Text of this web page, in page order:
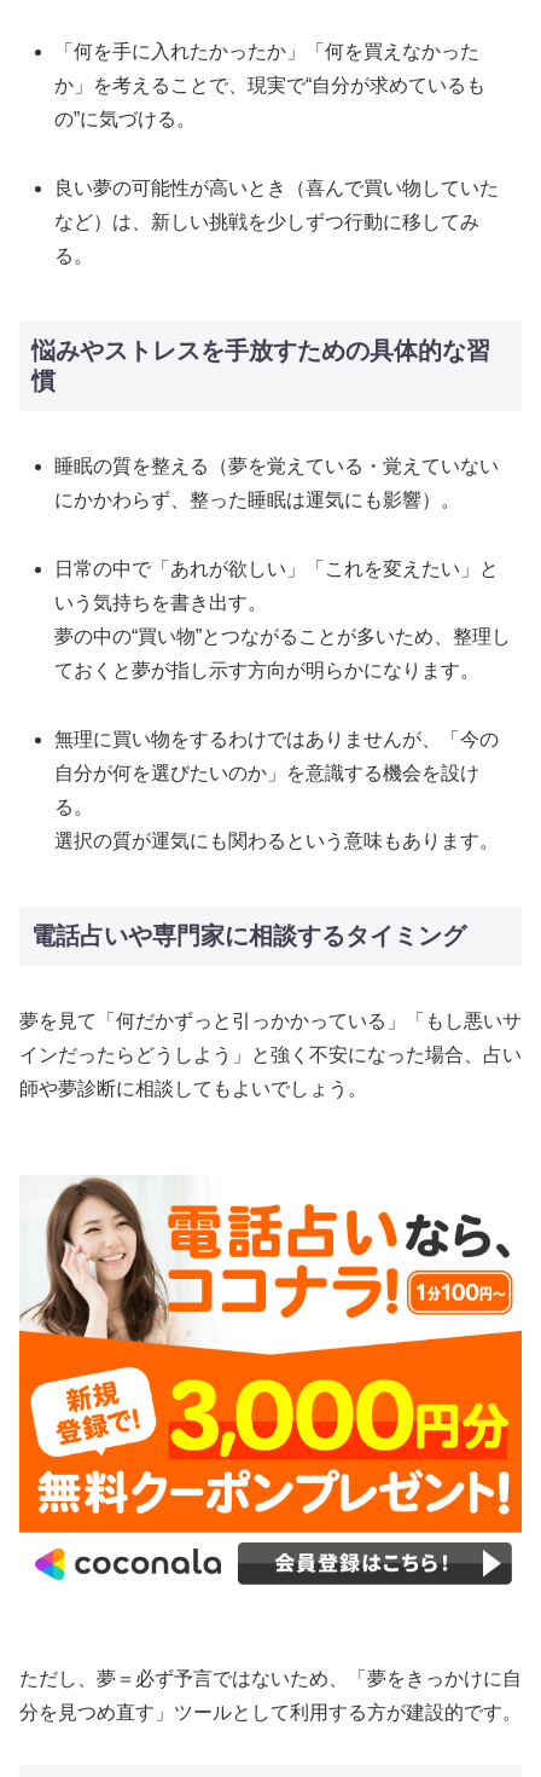
「何を手に入れたかったか」「何を買えなかった
か」を考えることで、現実で“自分が求めているも
の”に気づける。
良い夢の可能性が高いとき（喜んで買い物していた
など）は、新しい挑戦を少しずつ行動に移してみ
る。
悩みやストレスを手放すための具体的な習
慣
睡眠の質を整える（夢を覚えている・覚えていない
にかかわらず、整った睡眠は運気にも影響）。
日常の中で「あれが欲しい」「これを変えたい」と
いう気持ちを書き出す。
夢の中の“買い物”とつながることが多いため、整理し
ておくと夢が指し示す方向が明らかになります。
無理に買い物をするわけではありませんが、「今の
自分が何を選びたいのか」を意識する機会を設け
る。
選択の質が運気にも関わるという意味もあります。
電話占いや専門家に相談するタイミング
夢を見て「何だかずっと引っかかっている」「もし悪いサ
インだったらどうしよう」と強く不安になった場合、占い
師や夢診断に相談してもよいでしょう。
ただし、夢＝必ず予言ではないため、「夢をきっかけに自
分を見つめ直す」ツールとして利用する方が建設的です。